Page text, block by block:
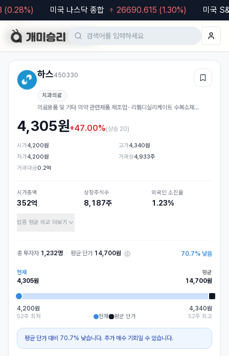
모바일 웹도 이용 가능합니다. 차트·알림 등 더 편한 기능은앱에서 이용해
보세요.
Google Play App Store
%) 미국 나스닥 종합 26690.615(1.30%) 미국
하스450330
관심
치과의료
의료용품 및 기타 의약 관련제품 제조업 · 리튬디실리케이트 수복소재
4,305원+47.00%(상승 20)
시가4,200원 고가4,340원
저가4,200원 거래량4,933주
거래대금0.2억
시가총액
352억
상장주식수
8,187주
외국인 소진율
1.23%
업종 평균 비교 더보기
총 투자자 1,232명 · 평균 단가 14,700원 ⓘ 70.7% 낮음
현재
4,305원
평균
14,700원
4,200원
52주 최저 현재 평균 단가
4,340원
52주 최고
평균 단가 대비 70.7% 낮습니다. 추가 매수 기회일 수 있습니다.